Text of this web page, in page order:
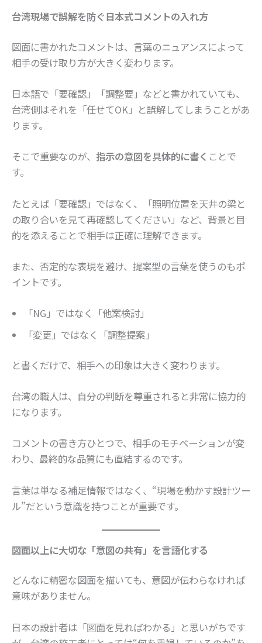
台湾現場で誤解を防ぐ日本式コメントの入れ方
図面に書かれたコメントは、言葉のニュアンスによって
相手の受け取り方が大きく変わります。
日本語で「要確認」「調整要」などと書かれていても、
台湾側はそれを「任せてOK」と誤解してしまうことがあ
ります。
そこで重要なのが、 指示の意図を具体的に書く ことで
す。
たとえば「要確認」ではなく、「照明位置を天井の梁と
の取り合いを見て再確認してください」など、背景と目
的を添えることで相手は正確に理解できます。
また、否定的な表現を避け、提案型の言葉を使うのもポ
イントです。
「NG」ではなく「他案検討」
「変更」ではなく「調整提案」
と書くだけで、相手への印象は大きく変わります。
台湾の職人は、自分の判断を尊重されると非常に協力的
になります。
コメントの書き方ひとつで、相手のモチベーションが変
わり、最終的な品質にも直結するのです。
言葉は単なる補足情報ではなく、“現場を動かす設計ツー
ル”だという意識を持つことが重要です。
図面以上に大切な「意図の共有」を言語化する
どんなに精密な図面を描いても、意図が伝わらなければ
意味がありません。
日本の設計者は「図面を見ればわかる」と思いがちです